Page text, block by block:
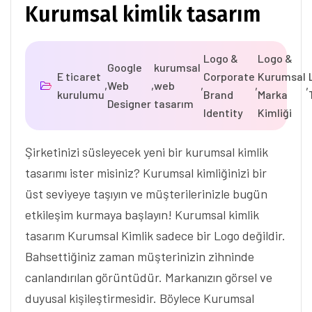
Kurumsal kimlik tasarım
E ticaret
kurulumu
,
Google
Web
Designer
,
kurumsal
web
tasarım
,
Logo &
Corporate
Brand
Identity
,
Logo &
Kurumsal
Marka
Kimliği
,
Şirketinizi süsleyecek yeni bir kurumsal kimlik
tasarımı ister misiniz? Kurumsal kimliğinizi bir
üst seviyeye taşıyın ve müşterilerinizle bugün
etkileşim kurmaya başlayın! Kurumsal kimlik
tasarım Kurumsal Kimlik sadece bir Logo değildir.
Bahsettiğiniz zaman müşterinizin zihninde
canlandırılan görüntüdür. Markanızın görsel ve
duyusal kişileştirmesidir. Böylece Kurumsal